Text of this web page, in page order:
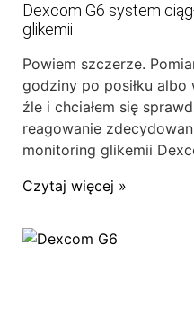
Dexcom G6 system
glikemii
Powiem szczerze.
godziny po posiłku albo
źle i chciałem się
reagowanie
monitoring glikemii
Czytaj więcej »